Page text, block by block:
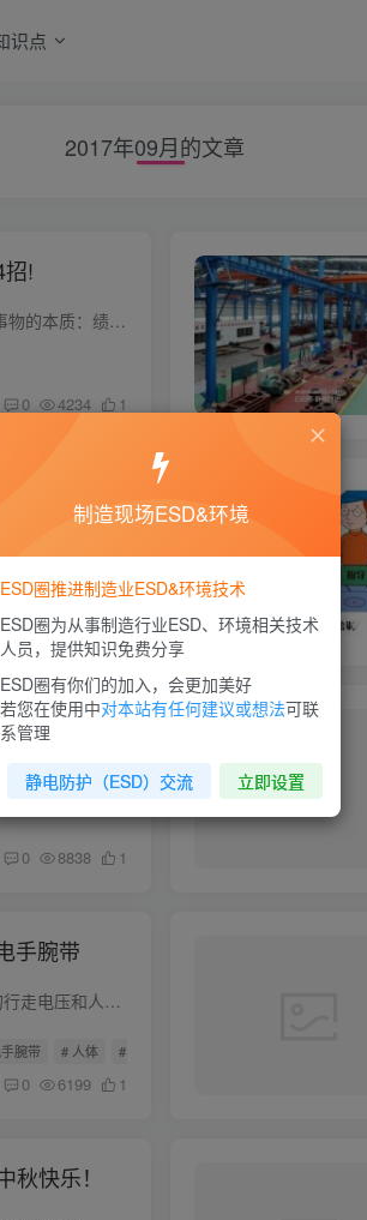
识点
2017年09月的文章
!
为会么搞安全灯？ 日本人善于抓住事物的本质：绩效改善肯定得通过持续发现问题、分析问题、解决问题才能逐步提升。 正因为如此，当你去丰田在全球所有角落的工厂里参观时，会看到车间会有很多安...
0 4234 1
0 4208 1
离子风扇使用前： 1、检查离子发射器尖端有无灰尘； 2、检查离子风扇内有无杂物； 3、风扇叶片无明显可见灰尘； 4、风力大小为最大化； 等等。。。。
0 8838 1
手腕带
取消防静电手腕带之前，保证人体的行走电压和人体-鞋-鞋套对地板的系统电阻，两项测试结果都是正常，但是重要的一点首先还要确保人体安全的情况下。 取消防静电手腕带需考虑的因素影响：环境、...
腕带 # 人体 # 行走电压
0 6199 1
快乐！
制造现场ESD&环境
ESD圈推进制造业ESD&环境技术
ESD圈为从事制造行业ESD、环境相关技术
人员，提供知识免费分享
ESD圈有你们的加入，会更加美好
若您在使用中对本站有任何建议或想法可联
系管理
静电防护（ESD）交流 立即设置